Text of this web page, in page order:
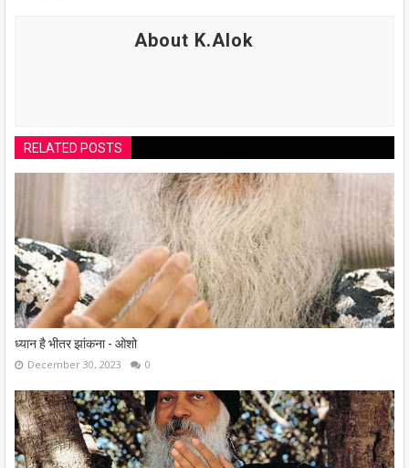
About K.Alok
RELATED POSTS
ध्यान है भीतर झांकना - ओशो
December 30, 2023 0